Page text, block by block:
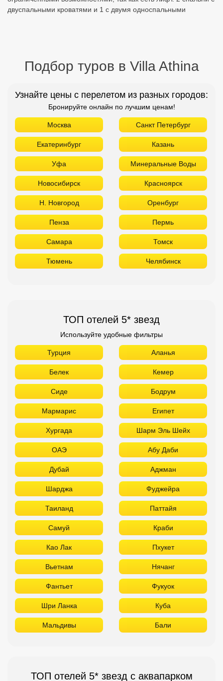
двуспальными кроватями и 1 с двумя односпальными
Подбор туров в Villa Athina
Узнайте цены с перелетом из разных городов:
Бронируйте онлайн по лучшим ценам!
Москва Санкт Петербург
Екатеринбург Казань
Уфа Минеральные Воды
Новосибирск Красноярск
Н. Новгород Оренбург
Пенза Пермь
Самара Томск
Тюмень Челябинск
ТОП отелей 5* звезд
Используйте удобные фильтры
Турция Аланья
Белек Кемер
Сиде Бодрум
Мармарис Египет
Хургада Шарм Эль Шейх
ОАЭ Абу Даби
Дубай Аджман
Шарджа Фуджейра
Таиланд Паттайя
Самуй Краби
Као Лак Пхукет
Вьетнам Нячанг
Фантьет Фукуок
Шри Ланка Куба
Мальдивы Бали
ТОП отелей 5* звезд с аквапарком